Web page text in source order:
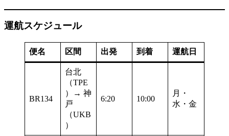
運航スケジュール
便名 区間 出発 到着 運航日
BR134
台北
（TPE
）→ 神
戸
（UKB
）
6:20 10:00
月・
水・金